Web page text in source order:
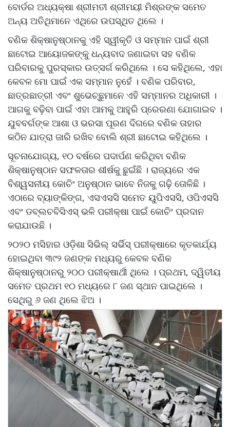
ବୋର୍ଡର ଅଧ୍ୟକ୍ଷା ଶ୍ରୀମତୀ ଶ୍ରୀମୟୀ ମିଶ୍ରଙ୍କ ସମେତ
ଅନ୍ୟ ଅତିଥିମାନେ ଏଥିରେ ଉପସ୍ଥିତ ଥିଲେ ।
ବଣିକ ଶିକ୍ଷାନୁଷ୍ଠାନକୁ ଏହି ସ୍ୱୀକୃତି ଓ ସମ୍ମାନ ପାଇଁ ଶ୍ରୀ
ଛାଟୋଇ ଆୟୋଜକଙ୍କୁ ଧନ୍ୟବାଦ ଜଣାଇବା ସହ ବଣିକ
ପରିବାରକୁ ପୁରସ୍କାର ଉତ୍ସର୍ଗ କରିଥିଲେ । ସେ କହିଥିଲେ, ଏହା
କେବଳ ମୋ ପାଇଁ ଏକ ସମ୍ମାନ ନୁହେଁ । ବଣିକ ପରିବାର,
ଛାତ୍ରଛାତ୍ରୀ ଏବଂ ଶୁଭେଚ୍ଛୁମାନେ ଏହି ସମ୍ମାନର ଅଧିକାରୀ ।
ଆଗକୁ ବଢ଼ିବା ପାଇଁ ଏହା ଆମକୁ ଆହୁରି ପ୍ରେରଣା ଯୋଗାଇବ ।
ଯୁବବର୍ଗଙ୍କ ଆଶା ଓ ଭରସା ପୂରଣ ଦିଗରେ ବଣିକ ତାହାର
କଠିନ ଯାତ୍ରା ଜାରି ରଖିବ ବୋଲି ଶ୍ରୀ ଛାଟୋଇ କହିଥିଲେ ।
ସୂଚନାଯୋଗ୍ୟ, ୧୦ ବର୍ଷରେ ପଦାର୍ପଣ କରିଥିବା ବଣିକ
ଶିକ୍ଷାନୁଷ୍ଠାନ ସଫଳତାର ଶୀର୍ଷକୁ ଛୁଇଁଛି । ରାଜ୍ୟରେ ଏକ
ବିଶ୍ୱସନୀୟ କୋଚିଂ ଅନୁଷ୍ଠାନ ଭାବେ ନିଜକୁ ଗଢ଼ି ତୋଳିଛି ।
ଏଠାରେ ବ୍ୟାଙ୍କିଙ୍ଗ, ଏସଏସସି ସମେତ ୟୁପିଏସସି, ଓପିଏସସି
ଏବଂ ଡବ୍ଲଚବିସିଏସ୍ ଭଳି ପରୀକ୍ଷା ପାଇଁ କୋଚିଂ ପ୍ରଦାନ
କରାଯାଉଛି ।
୨୦୨୦ ମସିହାର ଓଡ଼ିଶା ସିଭିଲ୍ ସର୍ଭିସ୍ ପରୀକ୍ଷାରେ କୃତକାର୍ଯ୍ୟ
ହୋଇଥିବା ୩୯୨ ଜଣଙ୍କ ମଧ୍ୟରୁ କେବଳ ବଣିକ
ଶିକ୍ଷାନୁଷ୍ଠାନରୁ ୨୦୦ ପରୀକ୍ଷାର୍ଥୀ ଥିଲେ । ପ୍ରଥମ, ଦ୍ୱିତୀୟ
ସମେତ ପ୍ରଥମ ୧୦ ମଧ୍ୟରେ ୮ ଜଣ ସ୍ଥାନ ପାଇଥିଲେ ।
ସେଥିରୁ ୬ ଜଣ ଥିଲେ ଝିଅ ।